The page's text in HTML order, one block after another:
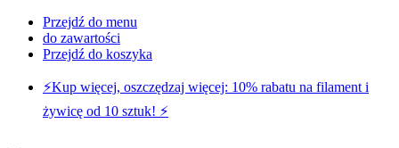
Przejdź do menu
do zawartości
Przejdź do koszyka
⚡️Kup więcej, oszczędzaj więcej: 10% rabatu na filament i
żywicę od 10 sztuk! ⚡️